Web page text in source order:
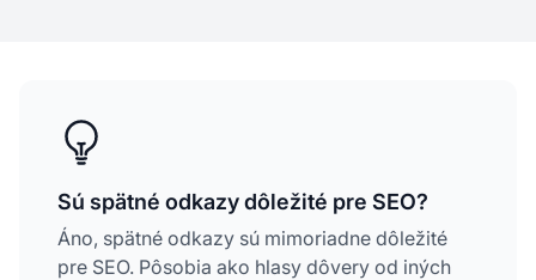
Sú spätné odkazy dôležité pre SEO?
Áno, spätné odkazy sú mimoriadne dôležité
pre SEO. Pôsobia ako hlasy dôvery od iných